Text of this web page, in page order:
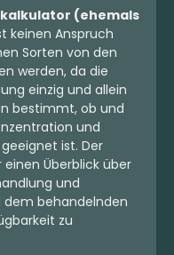
(ehemals
keinen Anspruch
Sorten von den
werden, da die
einzig und allein
bestimmt, ob und
und
ist. Der
Überblick über
und
behandelnden
zu